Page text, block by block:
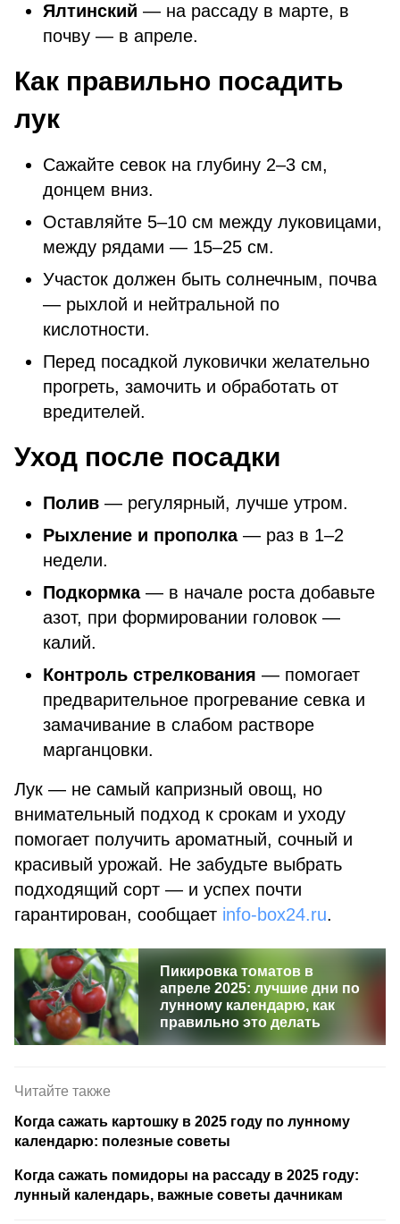
Ялтинский — на рассаду в марте, в
почву — в апреле.
Как правильно посадить
лук
Сажайте севок на глубину 2–3 см,
донцем вниз.
Оставляйте 5–10 см между луковицами,
между рядами — 15–25 см.
Участок должен быть солнечным, почва
— рыхлой и нейтральной по
кислотности.
Перед посадкой луковички желательно
прогреть, замочить и обработать от
вредителей.
Уход после посадки
Полив — регулярный, лучше утром.
Рыхление и прополка— раз в 1–2
недели.
Подкормка— в начале роста добавьте
азот, при формировании головок —
калий.
Контроль стрелкования — помогает
предварительное прогревание севка и
замачивание в слабом растворе
марганцовки.
Лук — не самый капризный овощ, но
внимательный подход к срокам и уходу
помогает получить ароматный, сочный и
красивый урожай. Не забудьте выбрать
подходящий сорт — и успех почти
гарантирован, сообщает info-box24.ru.
Пикировка томатов в
апреле 2025: лучшие дни по
лунному календарю, как
правильно это делать
Читайте также
Когда сажать картошку в 2025 году по лунному
календарю: полезные советы
Когда сажать помидоры на рассаду в 2025 году:
лунный календарь, важные советы дачникам